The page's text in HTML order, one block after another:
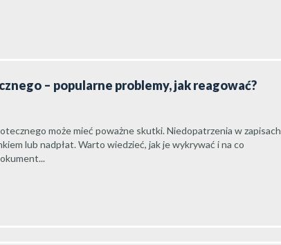
– popularne problemy, jak reagować?
może mieć poważne skutki. Niedopatrzenia w zapisach
lub nadpłat. Warto wiedzieć, jak je wykrywać i na co